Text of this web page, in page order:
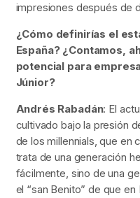
impresiones después de
¿Cómo definirías el
España? ¿Contamos,
potencial para
Júnior?
Andrés Rabadán: El
cultivado bajo la presión
de los millennials, que en
trata de una generación
fácilmente, sino de una
el “san Benito” de que